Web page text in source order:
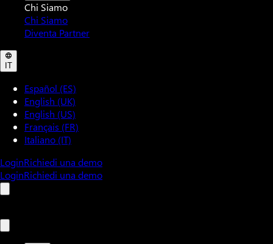
Chi Siamo
Chi Siamo
Diventa Partner
IT
Español (ES)
English (UK)
English (US)
Français (FR)
Italiano (IT)
LoginRichiedi una demo
LoginRichiedi una demo